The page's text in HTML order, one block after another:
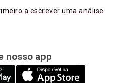
a escrever uma análise
nosso app